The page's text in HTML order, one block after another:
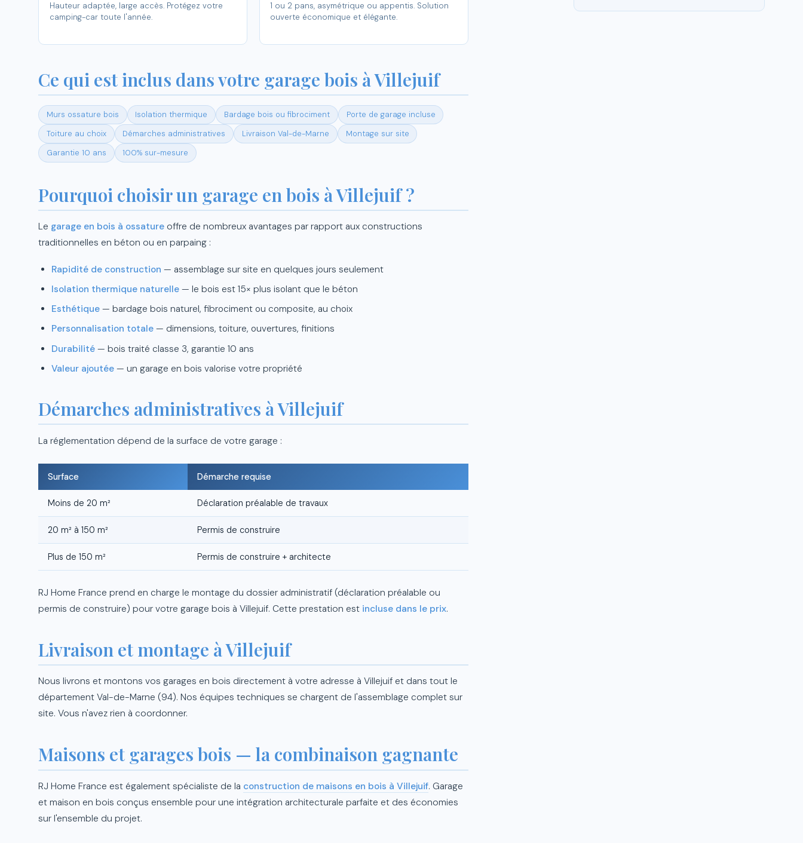
Hauteur adaptée, large accès. Protégez votre
camping-car toute l'année.
1 ou 2 pans, asymétrique ou appentis. Solution
ouverte économique et élégante.
Ce qui est inclus dans votre garage bois à Villejuif
Murs ossature bois Isolation thermique Bardage bois ou fibrociment
Porte de garage incluse
Toiture au choix
Démarches administratives Livraison Val-de-Marne
Montage sur site
Garantie 10 ans
100% sur-mesure
Pourquoi choisir un garage en bois à Villejuif ?
Le garage en bois à ossature offre de nombreux avantages par rapport aux constructions
traditionnelles en béton ou en parpaing :
Rapidité de construction — assemblage sur site en quelques jours seulement
Isolation thermique naturelle — le bois est 15× plus isolant que le béton
Esthétique — bardage bois naturel, fibrociment ou composite, au choix
Personnalisation totale — dimensions, toiture, ouvertures, finitions
Durabilité — bois traité classe 3, garantie 10 ans
Valeur ajoutée — un garage en bois valorise votre propriété
Démarches administratives à Villejuif
La réglementation dépend de la surface de votre garage :
Surface Démarche requise
Moins de 20 m² Déclaration préalable de travaux
20 m² à 150 m² Permis de construire
Plus de 150 m² Permis de construire + architecte
RJ Home France prend en charge le montage du dossier administratif (déclaration préalable ou
permis de construire) pour votre garage bois à Villejuif. Cette prestation est incluse dans le prix.
Livraison et montage à Villejuif
Nous livrons et montons vos garages en bois directement à votre adresse à Villejuif et dans tout le
département Val-de-Marne (94). Nos équipes techniques se chargent de l'assemblage complet sur
site. Vous n'avez rien à coordonner.
Maisons et garages bois — la combinaison gagnante
RJ Home France est également spécialiste de la construction de maisons en bois à Villejuif. Garage
et maison en bois conçus ensemble pour une intégration architecturale parfaite et des économies
sur l'ensemble du projet.